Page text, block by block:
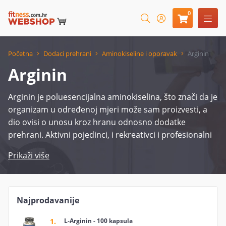
0
Početna Dodaci prehrani Aminokiseline i oporavak Arginin
Arginin
Arginin je poluesencijalna aminokiselina, što znači da je
organizam u određenoj mjeri može sam proizvesti, a
dio ovisi o unosu kroz hranu odnosno dodatke
prehrani. Aktivni pojedinci, i rekreativci i profesionalni
potrebno ih je dodatno unositi dodacima prehrani.
nutrijenata ovisi učinkovitost svakog treninga, ali i
trening koja mora biti povezana i sa smanjenim rizikom
Prikaži više
Najprodavanije
1. L-Arginin - 100 kapsula